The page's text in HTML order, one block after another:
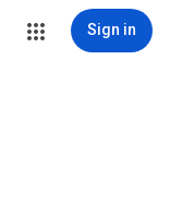
Sign in